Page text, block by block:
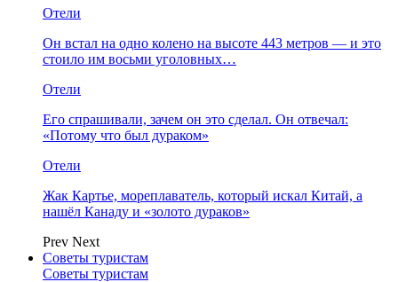
Отели
Он встал на одно колено на высоте 443 метров — и это
стоило им восьми уголовных…
Отели
Его спрашивали, зачем он это сделал. Он отвечал:
«Потому что был дураком»
Отели
Жак Картье, мореплаватель, который искал Китай, а
нашёл Канаду и «золото дураков»
Prev Next
Советы туристам
Советы туристам